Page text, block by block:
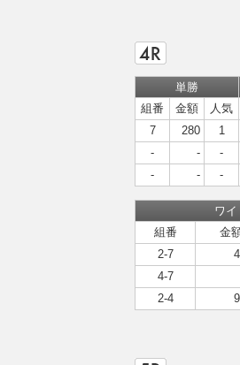
単勝
組番
金額
人気
7
280
1
-
-
-
-
- -
ワイ
組番
金
2-7
4-7
2-4